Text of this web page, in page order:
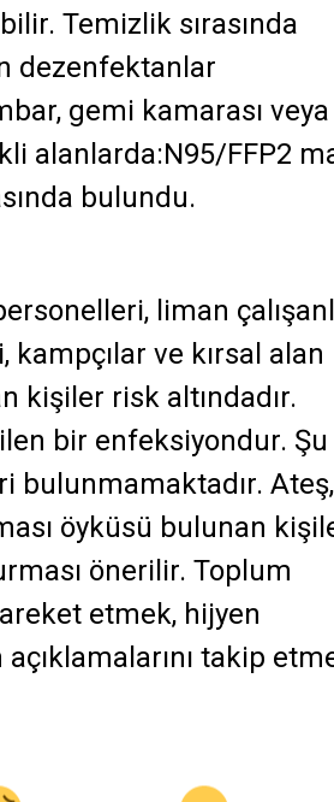
Temizlik sırasında
dezenfektanlar
gemi kamarası veya
alanlarda:N95/FFP2
bulundu.
liman
ve kırsal alan
kişiler risk altındadır.
bir enfeksiyondur. Şu
bulunmamaktadır. Ateş,
öyküsü bulunan
önerilir. Toplum
etmek, hijyen
takip